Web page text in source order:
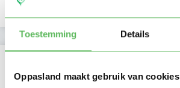
Toestemming Details
Oppasland maakt gebruik van cookies